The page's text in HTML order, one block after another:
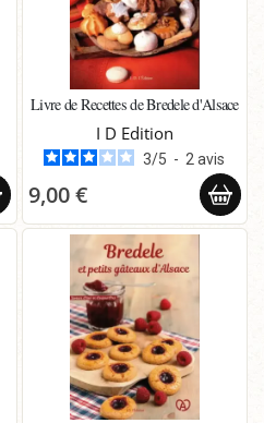
Livre de Recettes de Bredele d'Alsace
I D Edition
3/5 - 2avis
9,00 €